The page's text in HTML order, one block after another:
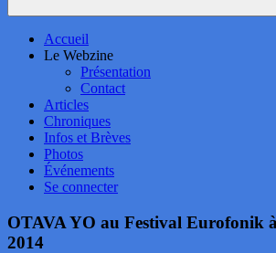
Accueil
Le Webzine
Présentation
Contact
Articles
Chroniques
Infos et Brèves
Photos
Événements
Se connecter
OTAVA YO au Festival Eurofonik
2014